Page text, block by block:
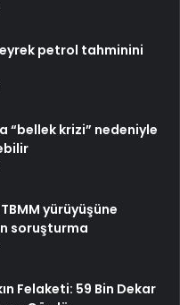
petrol tahminini
“bellek krizi” nedeniyle
yürüyüşüne
soruşturma
Felaketi: 59 Bin Dekar